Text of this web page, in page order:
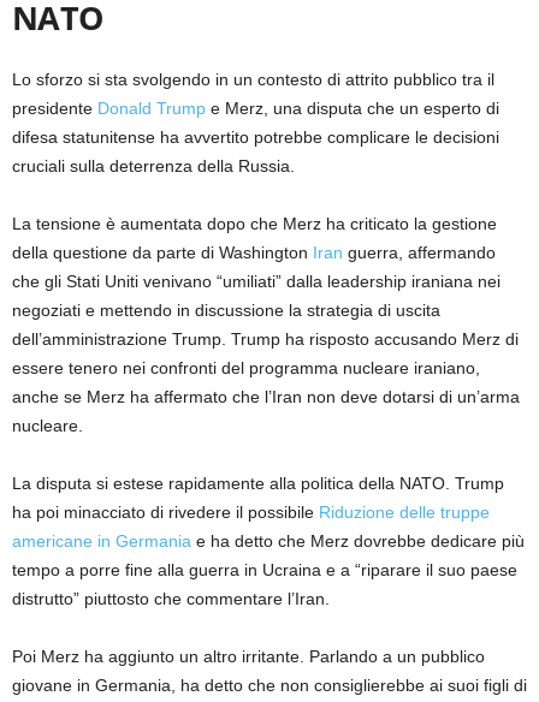
NATO
Lo sforzo si sta svolgendo in un contesto di attrito pubblico tra il
presidente Donald Trump e Merz, una disputa che un esperto di
difesa statunitense ha avvertito potrebbe complicare le decisioni
cruciali sulla deterrenza della Russia.
La tensione è aumentata dopo che Merz ha criticato la gestione
della questione da parte di Washington Iran guerra, affermando
che gli Stati Uniti venivano “umiliati” dalla leadership iraniana nei
negoziati e mettendo in discussione la strategia di uscita
dell’amministrazione Trump. Trump ha risposto accusando Merz di
essere tenero nei confronti del programma nucleare iraniano,
anche se Merz ha affermato che l’Iran non deve dotarsi di un’arma
nucleare.
La disputa si estese rapidamente alla politica della NATO. Trump
ha poi minacciato di rivedere il possibile Riduzione delle truppe
americane in Germania e ha detto che Merz dovrebbe dedicare più
tempo a porre fine alla guerra in Ucraina e a “riparare il suo paese
distrutto” piuttosto che commentare l’Iran.
Poi Merz ha aggiunto un altro irritante. Parlando a un pubblico
giovane in Germania, ha detto che non consiglierebbe ai suoi figli di